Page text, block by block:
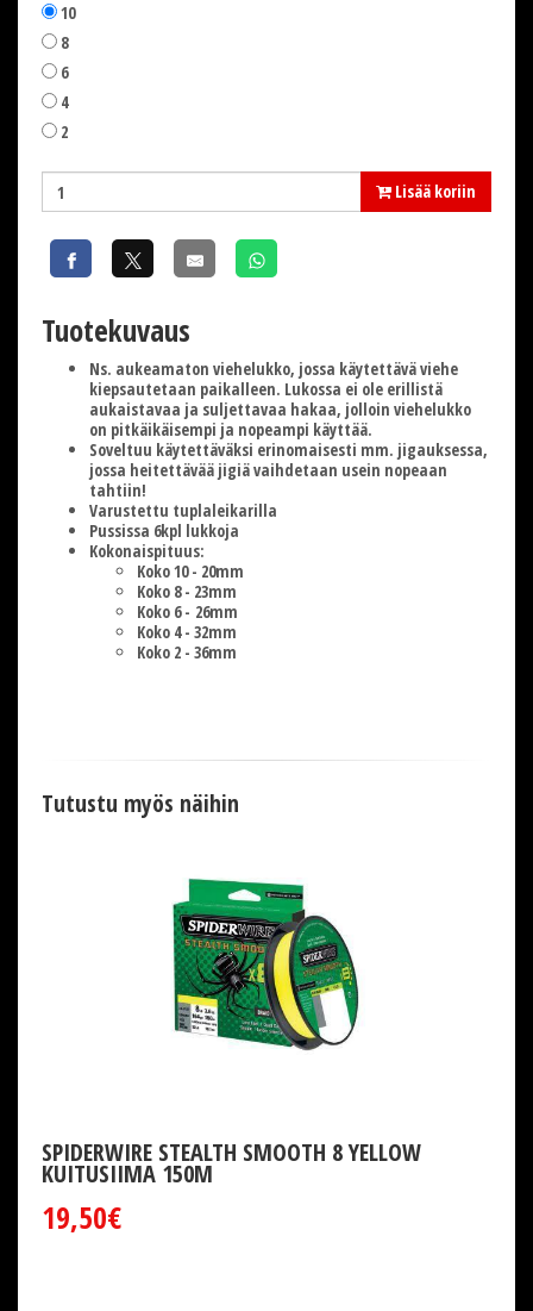
10
8
6
4
2
Lisää koriin
Tuotekuvaus
Ns. aukeamaton viehelukko, jossa käytettävä viehe
kiepsautetaan paikalleen. Lukossa ei ole erillistä
aukaistavaa ja suljettavaa hakaa, jolloin viehelukko
on pitkäikäisempi ja nopeampi käyttää.
Soveltuu käytettäväksi erinomaisesti mm. jigauksessa,
jossa heitettävää jigiä vaihdetaan usein nopeaan
tahtiin!
Varustettu tuplaleikarilla
Pussissa 6kpl lukkoja
Kokonaispituus:
Koko 10 - 20mm
Koko 8 - 23mm
Koko 6 - 26mm
Koko 4 - 32mm
Koko 2 - 36mm
Tutustu myös näihin
SPIDERWIRE STEALTH SMOOTH 8 YELLOW
KUITUSIIMA 150M
19,50€